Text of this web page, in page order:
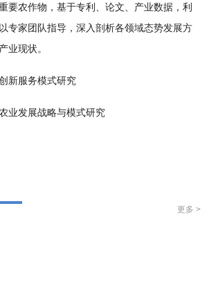
要农作物，基于专利、论文、产业数据，利
专家团队指导，深入剖析各领域态势发展方
业现状。
新服务模式研究
业发展战略与模式研究
更多 >